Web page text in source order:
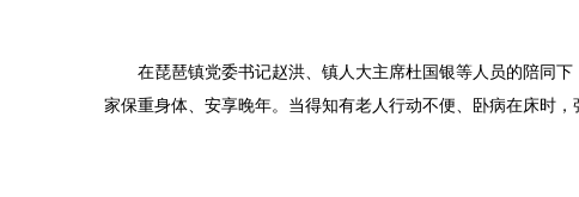
在琵琶镇党委书记赵洪、镇人大主席杜国银等人员的陪同
家保重身体、安享晚年。当得知有老人行动不便、卧病在床时